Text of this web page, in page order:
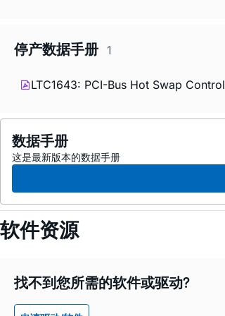
停产数据手册 1
LTC1643: PCI-Bus Hot Swap
数据手册
这是最新版本的数据手册
软件资源
找不到您所需的软件或驱动?